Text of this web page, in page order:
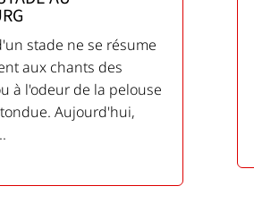
stade ne se résume
aux chants des
à l'odeur de la pelouse
Aujourd'hui,